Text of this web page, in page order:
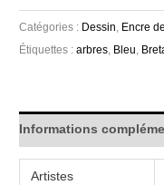
Catégories : Dessin, Encre
Étiquettes :arbres, Bleu,
Informations
Artistes